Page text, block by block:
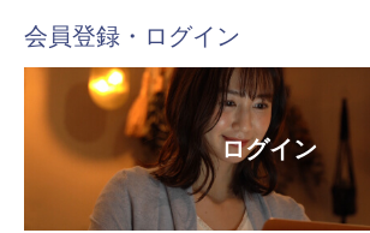
会員登録・ログイン
ログイン